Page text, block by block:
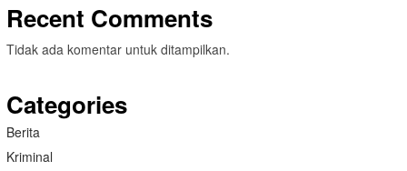
Recent Comments
Tidak ada komentar untuk ditampilkan.
Categories
Berita
Kriminal